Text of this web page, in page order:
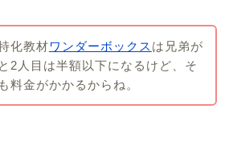
化教材ワンダーボックス は兄弟が
2人目は半額以下になるけど、そ
料金がかかるからね。